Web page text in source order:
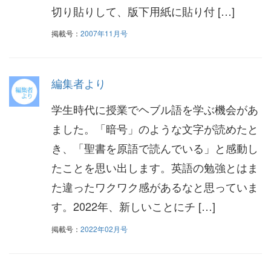
切り貼りして、版下用紙に貼り付 […]
掲載号： 2007年11月号
編集者より
学生時代に授業でヘブル語を学ぶ機会があ
ました。「暗号」のような文字が読めたと
き、「聖書を原語で読んでいる」と感動し
たことを思い出します。英語の勉強とはま
た違ったワクワク感があるなと思っていま
す。2022年、新しいことにチ […]
掲載号： 2022年02月号